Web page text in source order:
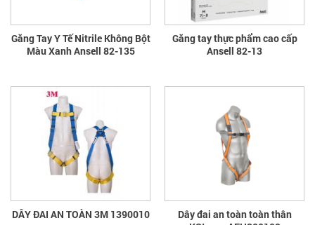
Găng Tay Y Tế Nitrile Không Bột
Màu Xanh Ansell 82-135
Găng tay thực phẩm cao cấp
Ansell 82-13
DÂY ĐAI AN TOÀN 3M 1390010
Dây đai an toàn toàn thân